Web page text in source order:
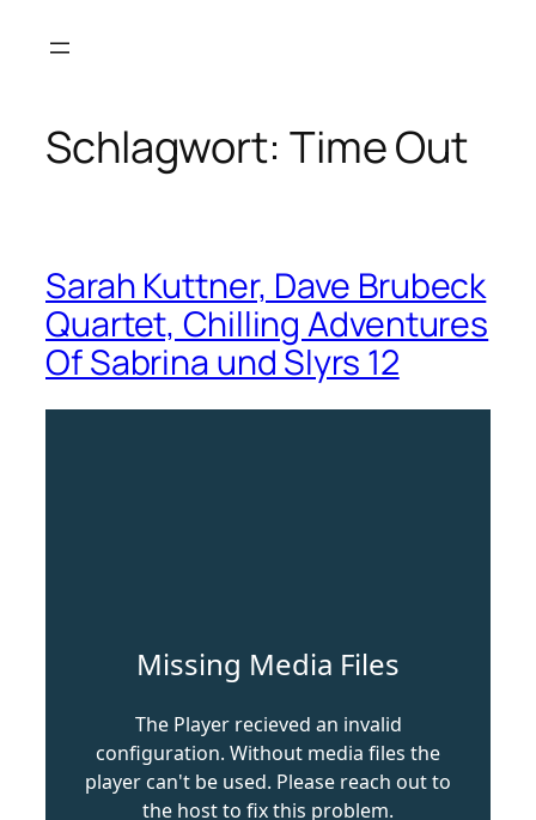
Inhalt
Schlagwort: Time Out
Sarah Kuttner, Dave Brubeck
Quartet, Chilling Adventures
Of Sabrina und Slyrs 12